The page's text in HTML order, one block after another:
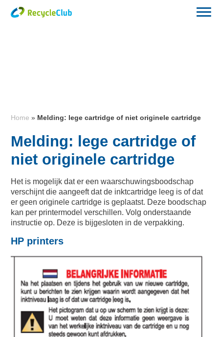
Home » Melding: lege cartridge of niet originele cartridge
Melding: lege cartridge of
niet originele cartridge
Het is mogelijk dat er een waarschuwingsboodschap
verschijnt die aangeeft dat de inktcartridge leeg is of dat
er geen originele cartridge is geplaatst. Deze boodschap
kan per printermodel verschillen. Volg onderstaande
instructie op. Deze is bijgesloten in de verpakking.
HP printers